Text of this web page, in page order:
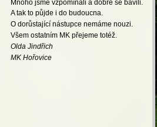
Mnoho jsme vzpomínali a dobře se bavili.
A tak to půjde i do budoucna.
O dorůstající nástupce nemáme nouzi.
Všem ostatním MK přejeme totéž.
Olda Jindřich
MK Hořovice